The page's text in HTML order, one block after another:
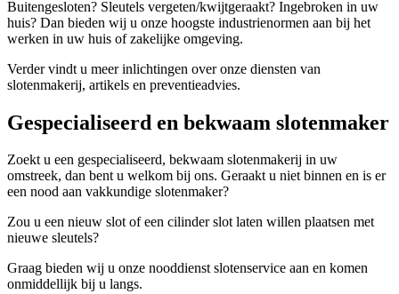
Buitengesloten? Sleutels vergeten/kwijtgeraakt? Ingebroken in uw
huis? Dan bieden wij u onze hoogste industrienormen aan bij het
werken in uw huis of zakelijke omgeving.
Verder vindt u meer inlichtingen over onze diensten van
slotenmakerij, artikels en preventieadvies.
Gespecialiseerd en bekwaam slotenmaker
Zoekt u een gespecialiseerd, bekwaam slotenmakerij in uw
omstreek, dan bent u welkom bij ons. Geraakt u niet binnen en is er
een nood aan vakkundige slotenmaker?
Zou u een nieuw slot of een cilinder slot laten willen plaatsen met
nieuwe sleutels?
Graag bieden wij u onze nooddienst slotenservice aan en komen
onmiddellijk bij u langs.